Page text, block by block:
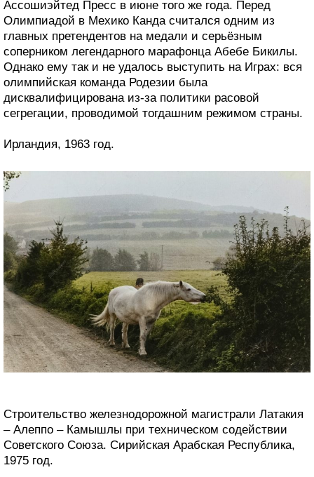
Ассошиэйтед Пресс в июне того же года. Перед
Олимпиадой в Мехико Канда считался одним из
главных претендентов на медали и серьёзным
соперником легендарного марафонца Абебе Бикилы.
Однако ему так и не удалось выступить на Играх: вся
олимпийская команда Родезии была
дисквалифицирована из-за политики расовой
сегрегации, проводимой тогдашним режимом страны.
Ирландия, 1963 год.
Строительство железнодорожной магистрали Латакия
– Алеппо – Камышлы при техническом содействии
Советского Союза. Сирийская Арабская Республика,
1975 год.